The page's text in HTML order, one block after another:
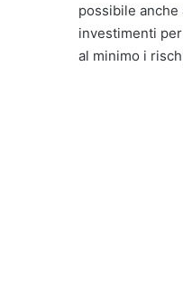
possibile
investimenti
al minimo i